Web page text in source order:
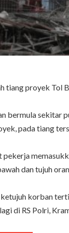
tiang proyek Tol
bermula sekitar
pada tiang
pekerja
dan tujuh
korban
di RS Polri,